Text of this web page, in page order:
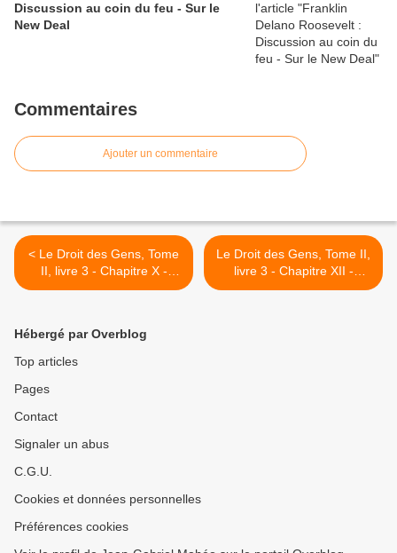
Discussion au coin du feu - Sur le
New Deal
Commentaires
Ajouter un commentaire
< Le Droit des Gens, Tome
II, livre 3 - Chapitre X -
Emerich De Vattel
Le Droit des Gens, Tome II,
livre 3 - Chapitre XII -
Emerich De Vattel >
Hébergé par Overblog
Top articles
Pages
Contact
Signaler un abus
C.G.U.
Cookies et données personnelles
Préférences cookies